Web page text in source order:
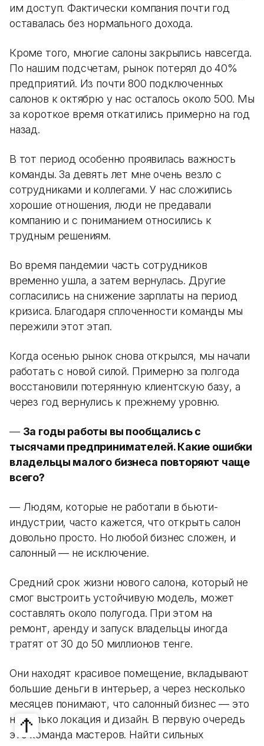
им доступ. Фактически компания почти год
оставалась без нормального дохода.
Кроме того, многие салоны закрылись навсегда.
По нашим подсчетам, рынок потерял до 40%
предприятий. Из почти 800 подключенных
салонов к октябрю у нас осталось около 500. Мы
за короткое время откатились примерно на год
назад.
В тот период особенно проявилась важность
команды. За девять лет мне очень везло с
сотрудниками и коллегами. У нас сложились
хорошие отношения, люди не предавали
компанию и с пониманием относились к
трудным решениям.
Во время пандемии часть сотрудников
временно ушла, а затем вернулась. Другие
согласились на снижение зарплаты на период
кризиса. Благодаря сплоченности команды мы
пережили этот этап.
Когда осенью рынок снова открылся, мы начали
работать с новой силой. Примерно за полгода
восстановили потерянную клиентскую базу, а
через год вернулись к прежнему уровню.
— За годы работы вы пообщались с
тысячами предпринимателей. Какие ошибки
владельцы малого бизнеса повторяют чаще
всего?
— Людям, которые не работали в бьюти-
индустрии, часто кажется, что открыть салон
довольно просто. Но любой бизнес сложен, и
салонный — не исключение.
Средний срок жизни нового салона, который не
смог выстроить устойчивую модель, может
составлять около полугода. При этом на
ремонт, аренду и запуск владельцы иногда
тратят от 30 до 50 миллионов тенге.
Они находят красивое помещение, вкладывают
большие деньги в интерьер, а через несколько
месяцев понимают, что салонный бизнес — это
не только локация и дизайн. В первую очередь
это команда мастеров. Найти сильных